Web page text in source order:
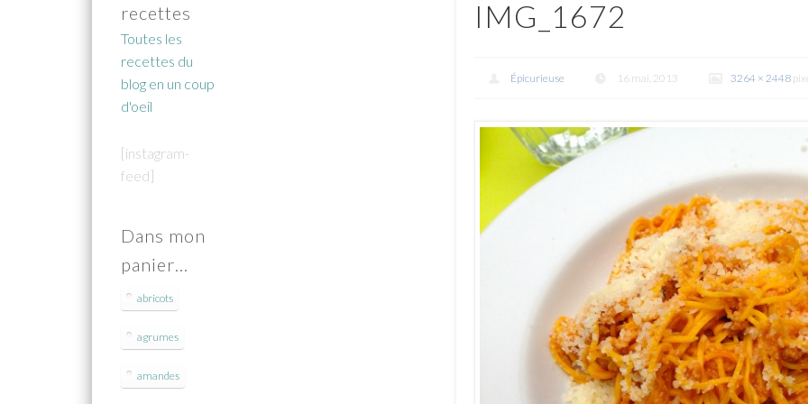
IMG_1672
Épicurieuse 16 mai, 2013 3264 × 2448
recettes
Toutes les
recettes du
blog en un coup
d'oeil
[instagram-
feed]
Dans mon
panier…
abricots
agrumes
amandes